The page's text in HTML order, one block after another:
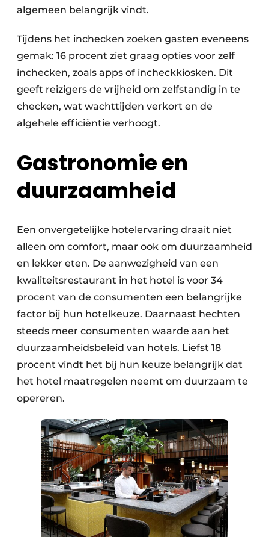
algemeen belangrijk vindt.
Tijdens het inchecken zoeken gasten eveneens
gemak: 16 procent ziet graag opties voor zelf
inchecken, zoals apps of incheckkiosken. Dit
geeft reizigers de vrijheid om zelfstandig in te
checken, wat wachttijden verkort en de
algehele efficiëntie verhoogt.
Gastronomie en
duurzaamheid
Een onvergetelijke hotelervaring draait niet
alleen om comfort, maar ook om duurzaamheid
en lekker eten. De aanwezigheid van een
kwaliteitsrestaurant in het hotel is voor 34
procent van de consumenten een belangrijke
factor bij hun hotelkeuze. Daarnaast hechten
steeds meer consumenten waarde aan het
duurzaamheidsbeleid van hotels. Liefst 18
procent vindt het bij hun keuze belangrijk dat
het hotel maatregelen neemt om duurzaam te
opereren.